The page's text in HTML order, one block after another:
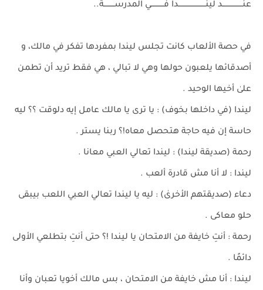
عنـــــــــــــــــد لينـــــــــــــــــــــــدا فـــــــــــي المدرســـــــــة..
في حصة الألعاب كانت تجلس ليندا بمفردها تفكر في مالك، و
أصدقائها يلعبون حولها وهي لا تبالي ، هي فقط تريد أن تطمن
علىٰ أخيها الوحيد .
ليندا (في داخلها بخوف) : يا ترى يا مالك عامل إيه دلوقت ؟؟ ليه
حاسة إن فيه حاجة هتحصل معاه!؟ ربنا يستر .
رحمة (صديقة ليندا) : ليندا تعالي العبي معانا .
ليندا : لا أنا مش قادرة ألعب .
دعاء (صديقتهم الأخرىٰ) : ليه يا ليندا تعالي العبي اللعب بيبقى
حلو معاكى .
رحمة : أنتِ خايفة من الامتحان يا ليندا !؟ حتى أنتِ بتطلعي الأولى
دائمًا .
ليندا : أنا مش خايفة من الامتحان ، بس مالك أخويا تعبان وأنا